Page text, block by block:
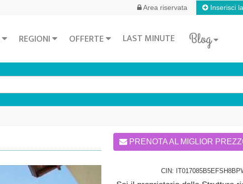
Area riservata Inserisci
REGIONI OFFERTE LAST MINUTE Blog
PRENOTA AL MIGLIOR
CIN: